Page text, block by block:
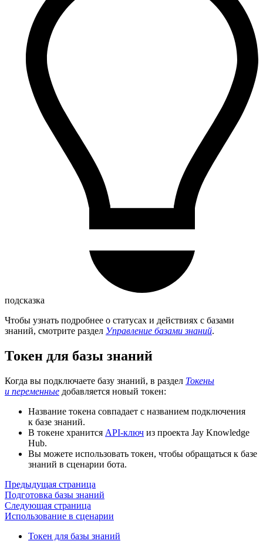
подсказка
Чтобы узнать подробнее о статусах и действиях с базами
знаний, смотрите раздел Управление базами знаний.
Токен для базы знаний
Когда вы подключаете базу знаний, в раздел Токены
и переменные добавляется новый токен:
Название токена совпадает с названием подключения
к базе знаний.
В токене хранится API-ключ из проекта Jay Knowledge
Hub.
Вы можете использовать токен, чтобы обращаться к базе
знаний в сценарии бота.
Предыдущая страница
Подготовка базы знаний
Следующая страница
Использование в сценарии
Токен для базы знаний